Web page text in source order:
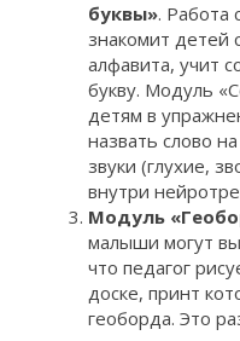
буквы». Работа
знакомит детей
алфавита, учит
букву. Модуль
детям в
назвать слово
звуки (глухие,
внутри
Модуль
малыши могут
что педагог
доске, принт
геоборда. Это